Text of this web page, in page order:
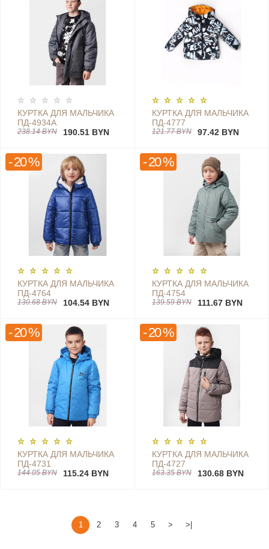
КУРТКА ДЛЯ МАЛЬЧИКА
ПД-4934А
238.14 BYN 190.51 BYN
КУРТКА ДЛЯ МАЛЬЧИКА
ПД-4777
121.77 BYN 97.42 BYN
- 20 %
КУРТКА ДЛЯ МАЛЬЧИКА
ПД-4764
130.68 BYN 104.54 BYN
- 20 %
КУРТКА ДЛЯ МАЛЬЧИКА
ПД-4754
139.59 BYN 111.67 BYN
- 20 %
КУРТКА ДЛЯ МАЛЬЧИКА
ПД-4731
144.05 BYN 115.24 BYN
- 20 %
КУРТКА ДЛЯ МАЛЬЧИКА
ПД-4727
163.35 BYN 130.68 BYN
1 2 3 4 5 > >|